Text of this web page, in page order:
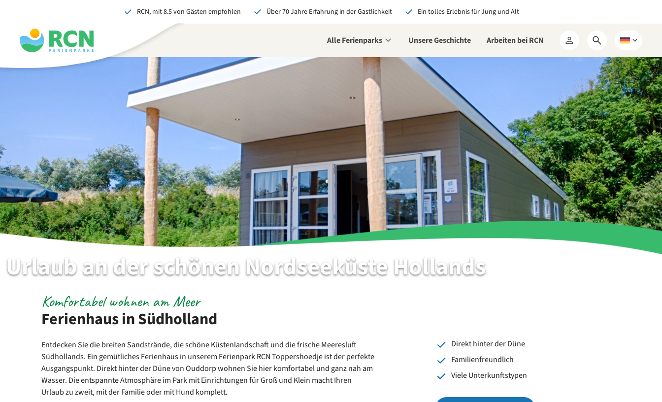
springen
springen
springen
RCN, mit 8.5 von Gästen empfohlen Über 70 Jahre Erfahrung in der Gastlichkeit Ein tolles Erlebnis für Jung und Alt
Alle Ferienparks Unsere Geschichte Arbeiten bei RCN
Mein
RCN
Suchformular
öffnen
Wählen
Sie
eine
Sprache
Urlaub an der schönen Nordseeküste Hollands
Ferienhaus in Südholland
Komfortabel wohnen am Meer
Entdecken Sie die breiten Sandstrände, die schöne Küstenlandschaft und die frische Meeresluft
Südhollands. Ein gemütliches Ferienhaus in unserem Ferienpark RCN Toppershoedje ist der perfekte
Ausgangspunkt. Direkt hinter der Düne von Ouddorp wohnen Sie hier komfortabel und ganz nah am
Wasser. Die entspannte Atmosphäre im Park mit Einrichtungen für Groß und Klein macht Ihren
Urlaub zu zweit, mit der Familie oder mit Hund komplett.
Direkt hinter der Düne
Familienfreundlich
Viele Unterkunftstypen